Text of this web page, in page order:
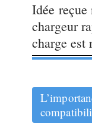
Idée
chargeur
charge est